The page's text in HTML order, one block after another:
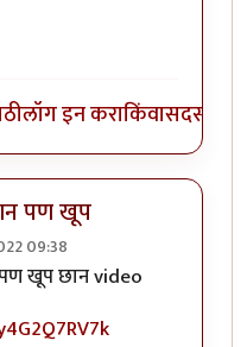
लॉग इन कराकिंवासदस्य व्हा
पण खूप
09:38
पण ह्या कथेतby
खूप छान video